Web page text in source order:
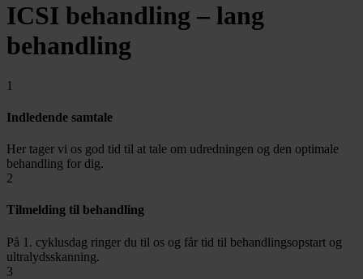
ICSI behandling – lang
behandling
1
Indledende samtale
Her tager vi os god tid til at tale om udredningen og den optimale
behandling for dig.
2
Tilmelding til behandling
På 1. cyklusdag ringer du til os og får tid til behandlingsopstart og
ultralydsskanning.
3